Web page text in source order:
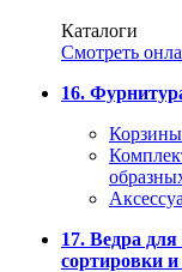
Каталоги
Смотреть
16.
Корзины
17. Ведра
сортировки